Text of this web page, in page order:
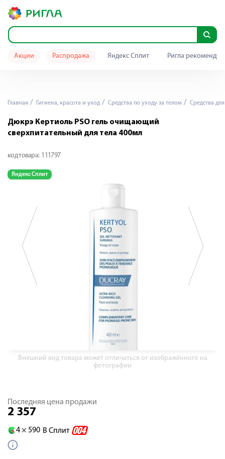
Акции Распродажа Яндекс Сплит Ригла
Главная Гигиена, красота и уход Средства по уходу за телом Средства
Дюкрэ Кертиоль PSO гель очищающий
сверхпитательный для тела 400мл
код товара: 111797
Яндекс Сплит
Внешний вид товара может отличаться от изображённого на
фотографии
Последняя цена продажи
2 357
4 × 590 В Сплит